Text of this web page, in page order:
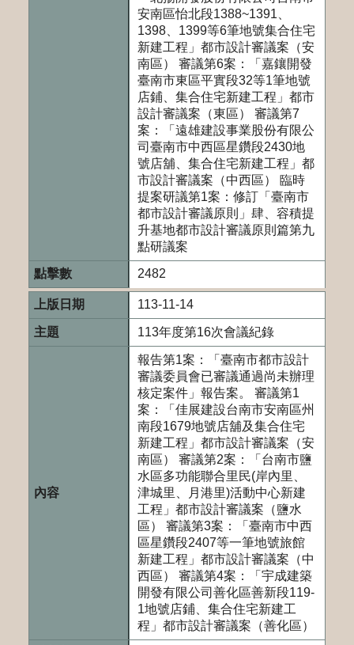
安南區怡北段1388~1391、
1398、1399等6筆地號集合住宅
新建工程」都市設計審議案（安
南區） 審議第6案：「嘉鑲開發
臺南市東區平實段32等1筆地號
店鋪、集合住宅新建工程」都市
設計審議案（東區） 審議第7
案：「遠雄建設事業股份有限公
司臺南市中西區星鑽段2430地
號店舖、集合住宅新建工程」都
市設計審議案（中西區） 臨時
提案研議第1案：修訂「臺南市
都市設計審議原則」肆、容積提
升基地都市設計審議原則篇第九
點研議案
2482
113-11-14
113年度第16次會議紀錄
報告第1案：「臺南市都市設計
審議委員會已審議通過尚未辦理
核定案件」報告案。 審議第1
案：「佳展建設台南市安南區州
南段1679地號店舖及集合住宅
新建工程」都市設計審議案（安
南區） 審議第2案：「台南市鹽
水區多功能聯合里民(岸內里、
津城里、月港里)活動中心新建
工程」都市設計審議案（鹽水
區） 審議第3案：「臺南市中西
區星鑽段2407等一筆地號旅館
新建工程」都市設計審議案（中
西區） 審議第4案：「宇成建築
開發有限公司善化區善新段119-
1地號店鋪、集合住宅新建工
程」都市設計審議案（善化區）